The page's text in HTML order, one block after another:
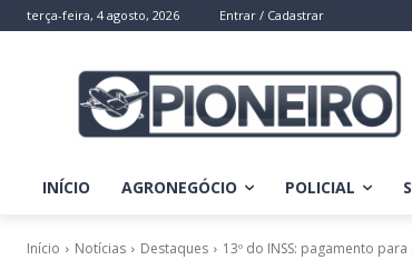
terça-feira, 4 agosto, 2026 Entrar / Cadastrar
INÍCIO AGRONEGÓCIO POLICIAL
Início Notícias Destaques 13º do INSS: pagamento